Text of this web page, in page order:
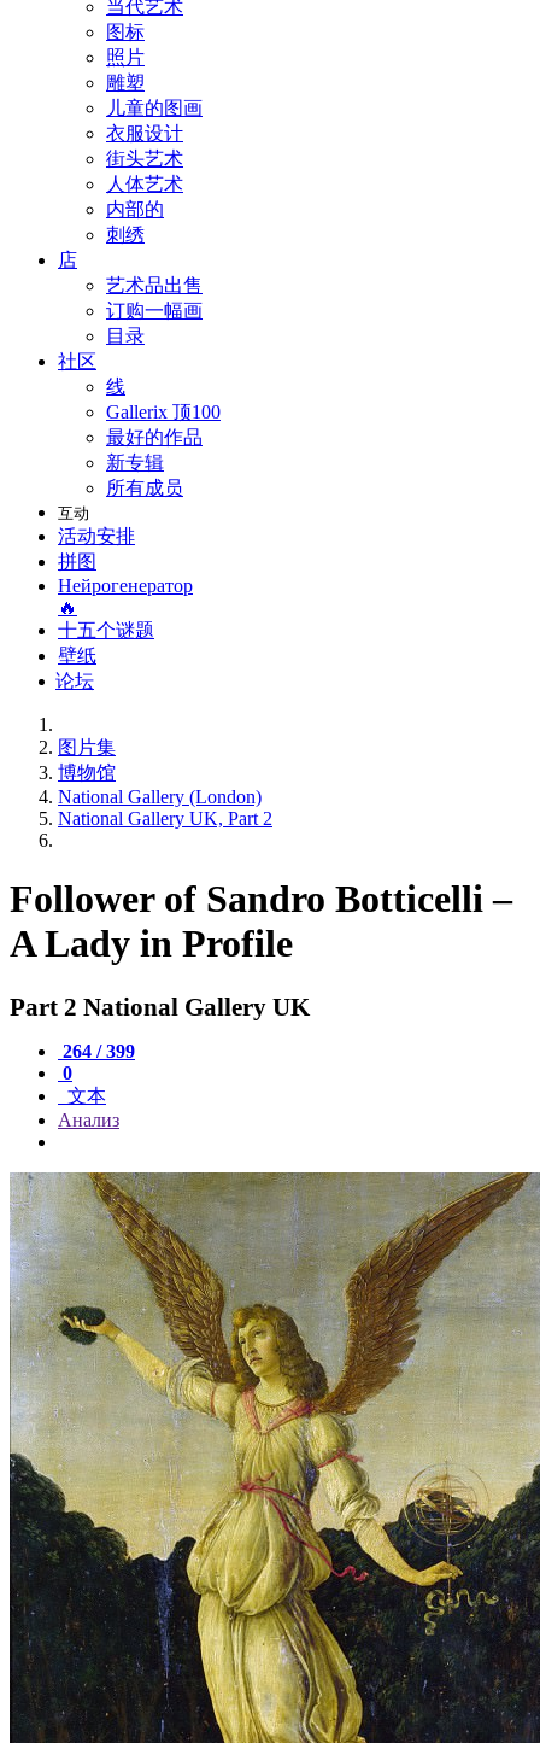
当代艺术
图标
照片
雕塑
儿童的图画
衣服设计
街头艺术
人体艺术
内部的
刺绣
店
艺术品出售
订购一幅画
目录
社区
线
Gallerix 顶100
最好的作品
新专辑
所有成员
互动
活动安排
拼图
Нейрогенератор
🔥
十五个谜题
壁纸
论坛
图片集
博物馆
National Gallery (London)
National Gallery UK, Part 2
Follower of Sandro Botticelli –
A Lady in Profile
Part 2 National Gallery UK
264 / 399
0
文本
Анализ